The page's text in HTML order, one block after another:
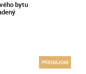
bytu
PRENÁJOM